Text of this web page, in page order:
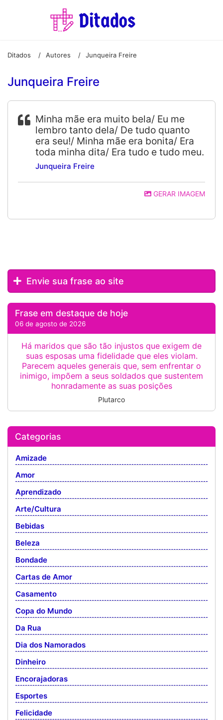
Ditados / Autores / Junqueira Freire
Junqueira Freire
Minha mãe era muito bela/ Eu me
lembro tanto dela/ De tudo quanto
era seu!/ Minha mãe era bonita/ Era
toda minha dita/ Era tudo e tudo meu.
Junqueira Freire
GERAR IMAGEM
Envie sua frase ao site
Frase em destaque de hoje
06 de agosto de 2026
Há maridos que são tão injustos que exigem de
suas esposas uma fidelidade que eles violam.
Parecem aqueles generais que, sem enfrentar o
inimigo, impõem a seus soldados que sustentem
honradamente as suas posições
Plutarco
Categorias
Amizade
Amor
Aprendizado
Arte/Cultura
Bebidas
Beleza
Bondade
Cartas de Amor
Casamento
Copa do Mundo
Da Rua
Dia dos Namorados
Dinheiro
Encorajadoras
Esportes
Felicidade